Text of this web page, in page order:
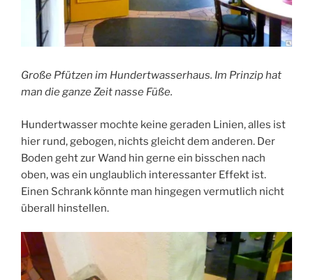
Große Pfützen im Hundertwasserhaus. Im Prinzip hat
man die ganze Zeit nasse Füße.
Hundertwasser mochte keine geraden Linien, alles ist
hier rund, gebogen, nichts gleicht dem anderen. Der
Boden geht zur Wand hin gerne ein bisschen nach
oben, was ein unglaublich interessanter Effekt ist.
Einen Schrank könnte man hingegen vermutlich nicht
überall hinstellen.